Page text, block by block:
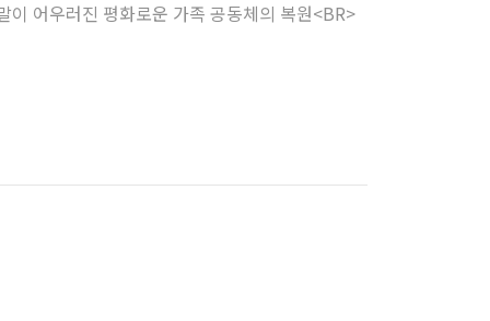
어우러진 평화로운 가족 공동체의 복원<BR>